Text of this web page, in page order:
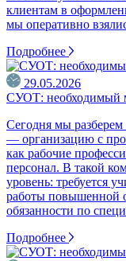
клиентам в
мы оперативно
Подробнее
29.05.2026
СУОТ: необходимый
Сегодня мы
— организацию с
как рабочие
персонал. В такой
уровень: требуется
работы повышенной
обязанности по
Подробнее